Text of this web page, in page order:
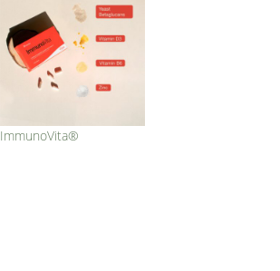
ImmunoVita®